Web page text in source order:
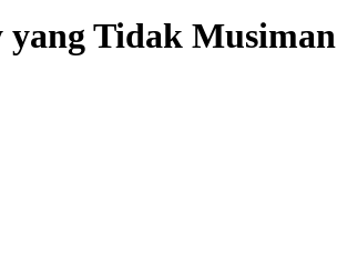
yang Tidak Musiman